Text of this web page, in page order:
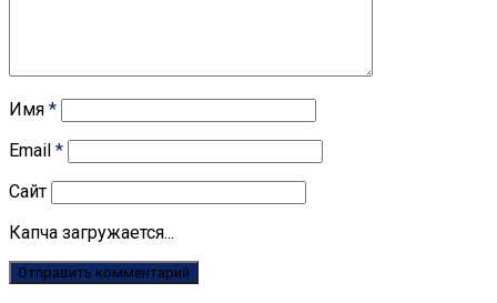
Имя *
Email *
Сайт
Капча загружается...